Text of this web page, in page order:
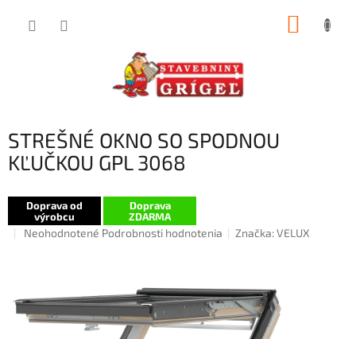
STREŠNÉ OKNO SO SPODNOU
KĽUČKOU GPL 3068
Doprava od
výrobcu
Doprava
ZDARMA
Priemerné
z
5
Neohodnotené Podrobnosti hodnotenia Značka:VELUX